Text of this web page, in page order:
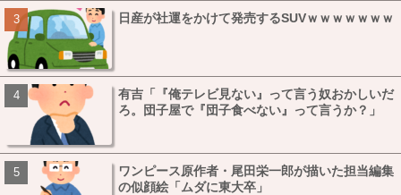
日産が社運をかけて発売するSUVｗｗｗｗｗｗｗ
有吉「『俺テレビ見ない』って言う奴おかしいだ
ろ。団子屋で『団子食べない』って言うか？」
ワンピース原作者・尾田栄一郎が描いた担当編集
の似顔絵「ムダに東大卒」